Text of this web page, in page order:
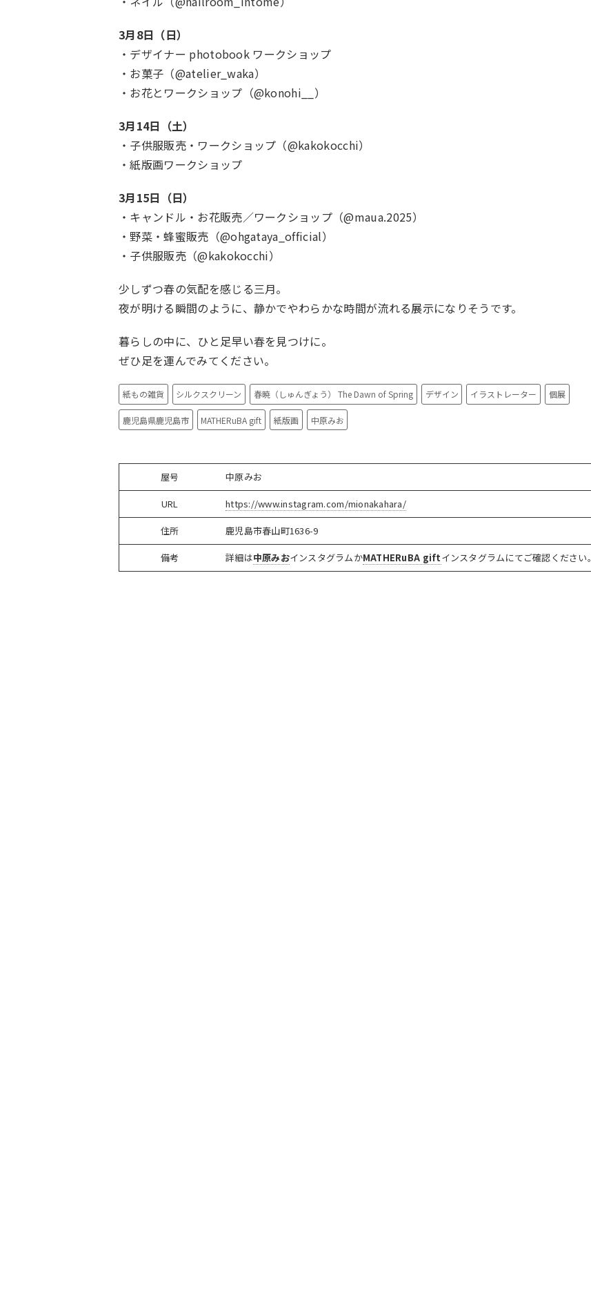
3月8日（日）
・デザイナー photobook ワークショップ
・お菓子（@atelier_waka）
・お花とワークショップ（@konohi__）
3月14日（土）
・子供服販売・ワークショップ（@kakokocchi）
・紙版画ワークショップ
3月15日（日）
・キャンドル・お花販売／ワークショップ（@maua.2025）
・野菜・蜂蜜販売（@ohgataya_official）
・子供服販売（@kakokocchi）
少しずつ春の気配を感じる三月。
夜が明ける瞬間のように、静かでやわらかな時間が流れる展示になりそうです。
暮らしの中に、ひと足早い春を見つけに。
ぜひ足を運んでみてください。
紙もの雑貨 シルクスクリーン 春暁（しゅんぎょう） The Dawn of Spring デザイン イラストレーター 個展
鹿児島県鹿児島市 MATHERuBA gift 紙版画 中原みお
屋号 中原みお
URL https://www.instagram.com/mionakahara/
住所 鹿児島市春山町1636-9
備考 詳細は中原みおインスタグラムかMATHERuBA giftインスタグラムにてご確認ください。